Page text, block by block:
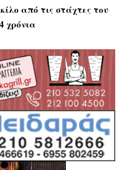
από τις στάχτες του
χρόνια